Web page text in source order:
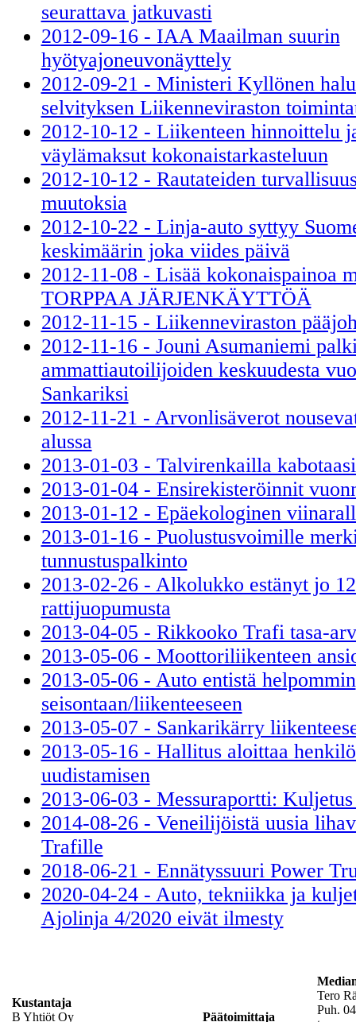
seurattava jatkuvasti
2012-09-16 - IAA Maailman suurin
hyötyajoneuvonäyttely
2012-09-21 - Ministeri Kyllönen
selvityksen Liikenneviraston
2012-10-12 - Liikenteen hinnoittelu
väylämaksut kokonaistarkasteluun
2012-10-12 - Rautateiden
muutoksia
2012-10-22 - Linja-auto syttyy
keskimäärin joka viides päivä
2012-11-08 - Lisää kokonaispainoa
TORPPAA JÄRJENKÄYTTÖÄ
2012-11-15 - Liikenneviraston
2012-11-16 - Jouni Asumaniemi
ammattiautoilijoiden keskuudesta
Sankariksi
2012-11-21 - Arvonlisäverot
alussa
2013-01-03 - Talvirenkailla
2013-01-04 - Ensirekisteröinnit
2013-01-12 - Epäekologinen
2013-01-16 - Puolustusvoimille
tunnustuspalkinto
2013-02-26 - Alkolukko estänyt jo
rattijuopumusta
2013-04-05 - Rikkooko Trafi tasa-
2013-05-06 - Moottoriliikenteen
2013-05-06 - Auto entistä helpommin
seisontaan/liikenteeseen
2013-05-07 - Sankarikärry
2013-05-16 - Hallitus aloittaa
uudistamisen
2013-06-03 - Messuraportti:
2014-08-26 - Veneilijöistä uusia
Trafille
2018-06-21 - Ennätyssuuri Power
2020-04-24 - Auto, tekniikka ja
Ajolinja 4/2020 eivät ilmesty
Kustantaja
B Yhtiöt Oy
Päätoimittaja
Tero
Puh.